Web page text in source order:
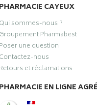
PHARMACIE CAYEUX
Qui sommes-nous ?
Groupement Pharmabest
Poser une question
Contactez-nous
Retours et réclamations
PHARMACIE EN LIGNE